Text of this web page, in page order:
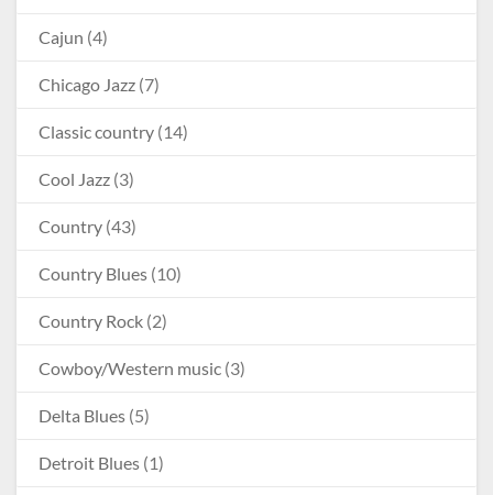
Cajun (4)
Chicago Jazz (7)
Classic country (14)
Cool Jazz (3)
Country (43)
Country Blues (10)
Country Rock (2)
Cowboy/Western music (3)
Delta Blues (5)
Detroit Blues (1)